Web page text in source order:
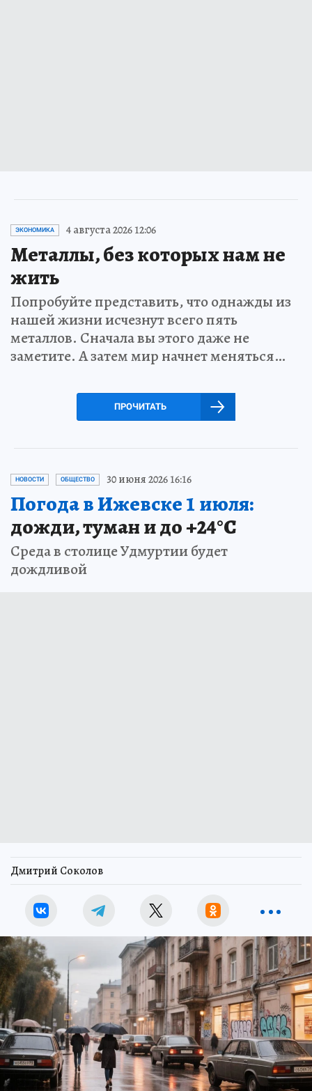
ЭКОНОМИКА 4 августа 2026 12:06
Металлы, без которых нам не
жить
Попробуйте представить, что однажды из
нашей жизни исчезнут всего пять
металлов. Сначала вы этого даже не
заметите. А затем мир начнет меняться…
ПРОЧИТАТЬ
НОВОСТИ ОБЩЕСТВО 30 июня 2026 16:16
Погода в Ижевске 1 июля:
дожди, туман и до +24°С
Среда в столице Удмуртии будет
дождливой
Дмитрий Соколов